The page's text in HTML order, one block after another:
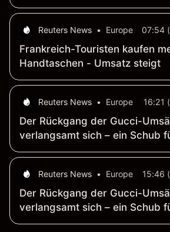
Markt für High-End-Taschen
Reuters News • Europe 07:54
Frankreich-Touristen kaufen
Handtaschen - Umsatz steigt
Reuters News • Europe 16:21
Der Rückgang der Gucci-
verlangsamt sich – ein Schub
Sanierungsbemühungen von
Reuters News • Europe 15:46
Der Rückgang der Gucci-
verlangsamt sich – ein Schub
Sanierungsbemühungen von